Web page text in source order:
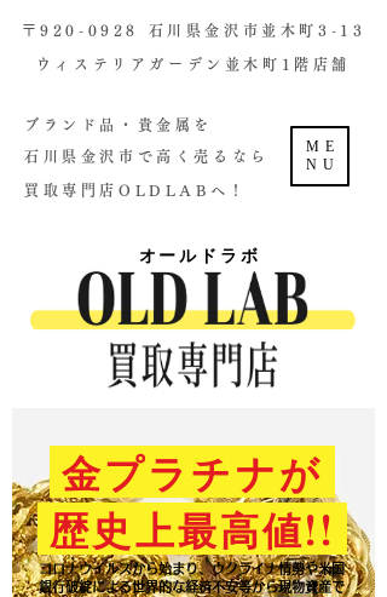
ME
NU
金プラチナが
歴史上最高値!!
コロナウイルスから始まり、ウクライナ情勢や米国
銀行破綻による世界的な経済不安等から現物資産で
​〒920-0928 石川県金沢市並木町3-13
ウィステリアガーデン並木町1階店舗​
ブランド品・貴金属を
石川県金沢市で高く売るなら
買取専門店OLDLABへ！
オールドラボ